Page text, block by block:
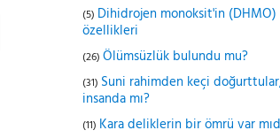
(5) Dihidrojen monoksit'in (DHMO)
özellikleri
(26) Ölümsüzlük bulundu mu?
(31) Suni rahimden keçi
insanda mı?
(11) Kara deliklerin bir ömrü var